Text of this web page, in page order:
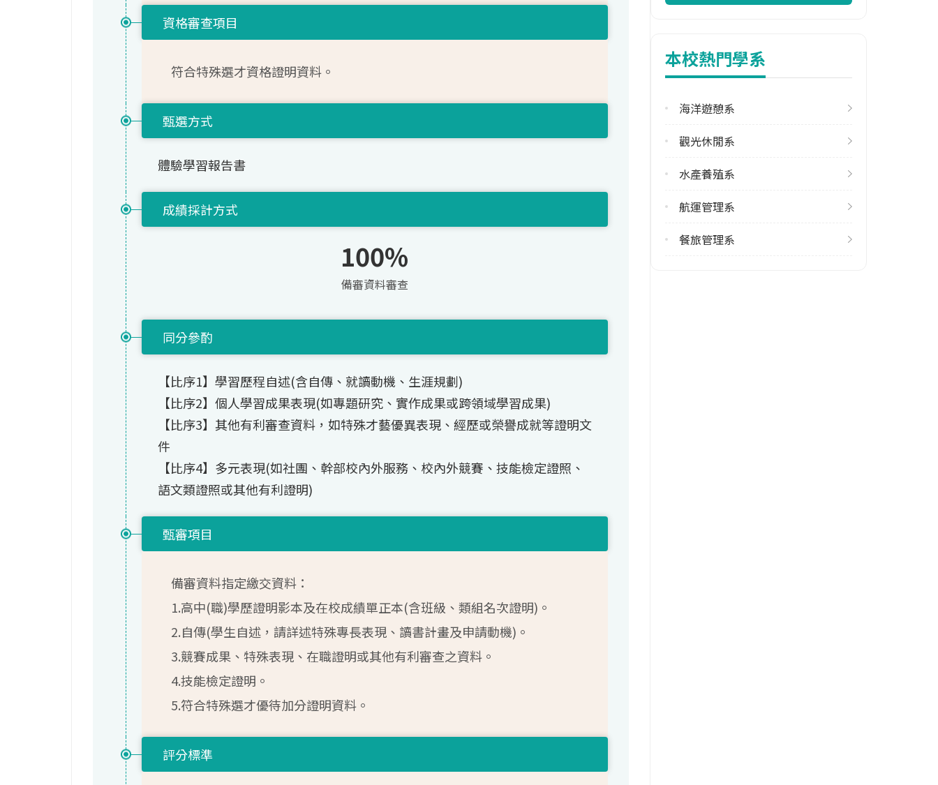
資格審查項目
符合特殊選才資格證明資料。
甄選方式
體驗學習報告書
成績採計方式
100%
備審資料審查
同分參酌
【比序1】學習歷程自述(含自傳、就讀動機、生涯規劃)
【比序2】個人學習成果表現(如專題研究、實作成果或跨領域學習成果)
【比序3】其他有利審查資料，如特殊才藝優異表現、經歷或榮譽成就等證明文
件
【比序4】多元表現(如社團、幹部校內外服務、校內外競賽、技能檢定證照、
語文類證照或其他有利證明)
甄審項目
備審資料指定繳交資料：
1.高中(職)學歷證明影本及在校成績單正本(含班級、類組名次證明)。
2.自傳(學生自述，請詳述特殊專長表現、讀書計畫及申請動機)。
3.競賽成果、特殊表現、在職證明或其他有利審查之資料。
4.技能檢定證明。
5.符合特殊選才優待加分證明資料。
評分標準
雙主修人數
113學年度下學期
學系電話
(06)9264115 #3011
學系地址
澎湖縣馬公市六合路300號
本校熱門學系
海洋遊憩系
觀光休閒系
水產養殖系
航運管理系
餐旅管理系